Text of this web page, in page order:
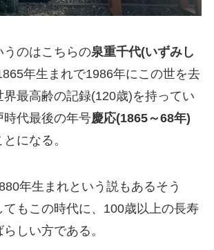
うのはこちらの泉重千代(いずみし
年生まれで1986年にこの世を去
界最高齢の記録(120歳)を持ってい
時代最後の年号慶応(1865～68年)
になる。
年生まれという説もあるそう
てもこの時代に、100歳以上の長寿
しい方である。